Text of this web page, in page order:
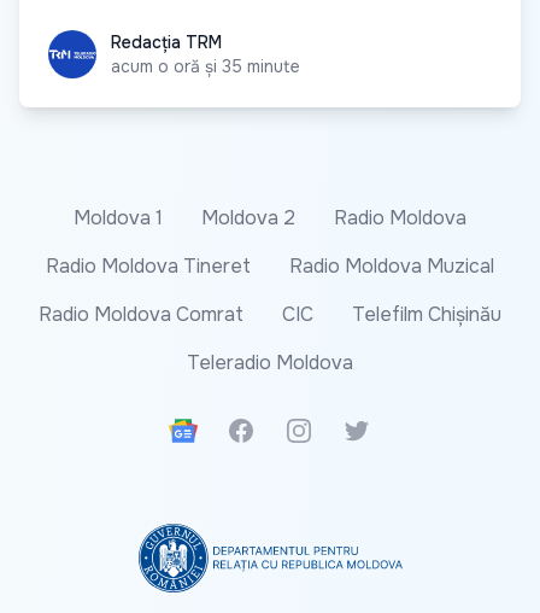
Redacția TRM
Redacția TRM
acum o oră și 35 minute
Moldova 1 Moldova 2
Radio Moldova
Radio Moldova Tineret
Radio Moldova Muzical
Radio Moldova Comrat
CIC
Telefilm Chișinău
Teleradio Moldova
Google News
FacebookInstagramTwitter